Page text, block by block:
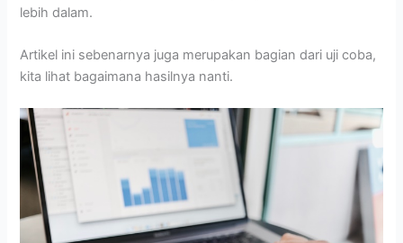
lebih dalam.
Artikel ini sebenarnya juga merupakan bagian dari uji coba,
kita lihat bagaimana hasilnya nanti.